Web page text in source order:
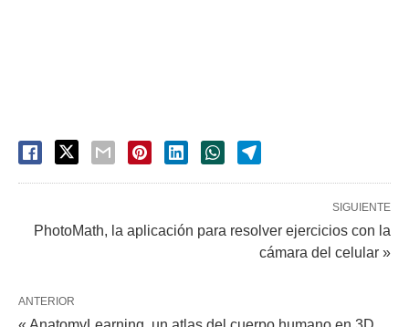
SIGUIENTE
PhotoMath, la aplicación para resolver ejercicios con la
cámara del celular »
ANTERIOR